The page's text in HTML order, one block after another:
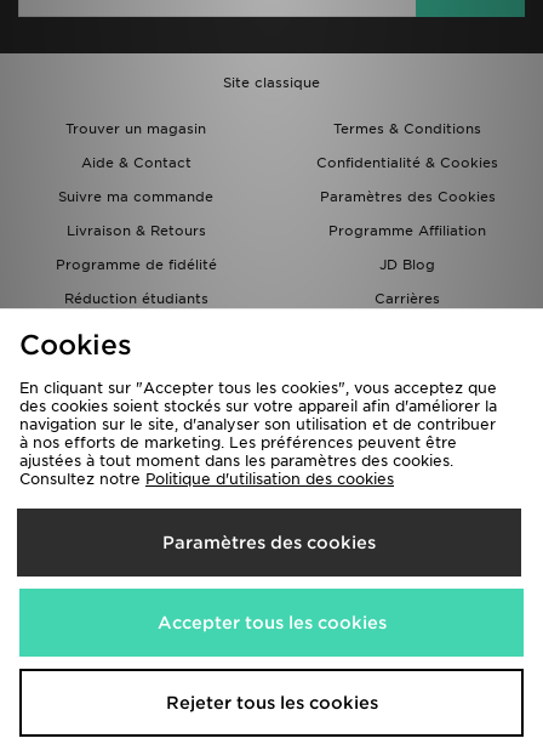
Site classique
Trouver un magasin
Termes & Conditions
Aide & Contact
Confidentialité & Cookies
Suivre ma commande
Paramètres des Cookies
Livraison & Retours
Programme Affiliation
Programme de fidélité
JD Blog
Réduction étudiants
Carrières
Carte Cadeau
Livraison Vers
France
Nous acceptons les méthodes de paiement suivantes
Visitez notre site corporate www.jdplc.com
Cookies
En cliquant sur "Accepter tous les cookies", vous acceptez que
des cookies soient stockés sur votre appareil afin d'améliorer la
navigation sur le site, d'analyser son utilisation et de contribuer
à nos efforts de marketing. Les préférences peuvent être
ajustées à tout moment dans les paramètres des cookies.
Consultez notre Politique d'utilisation des cookies
Paramètres des cookies
Accepter tous les cookies
Rejeter tous les cookies